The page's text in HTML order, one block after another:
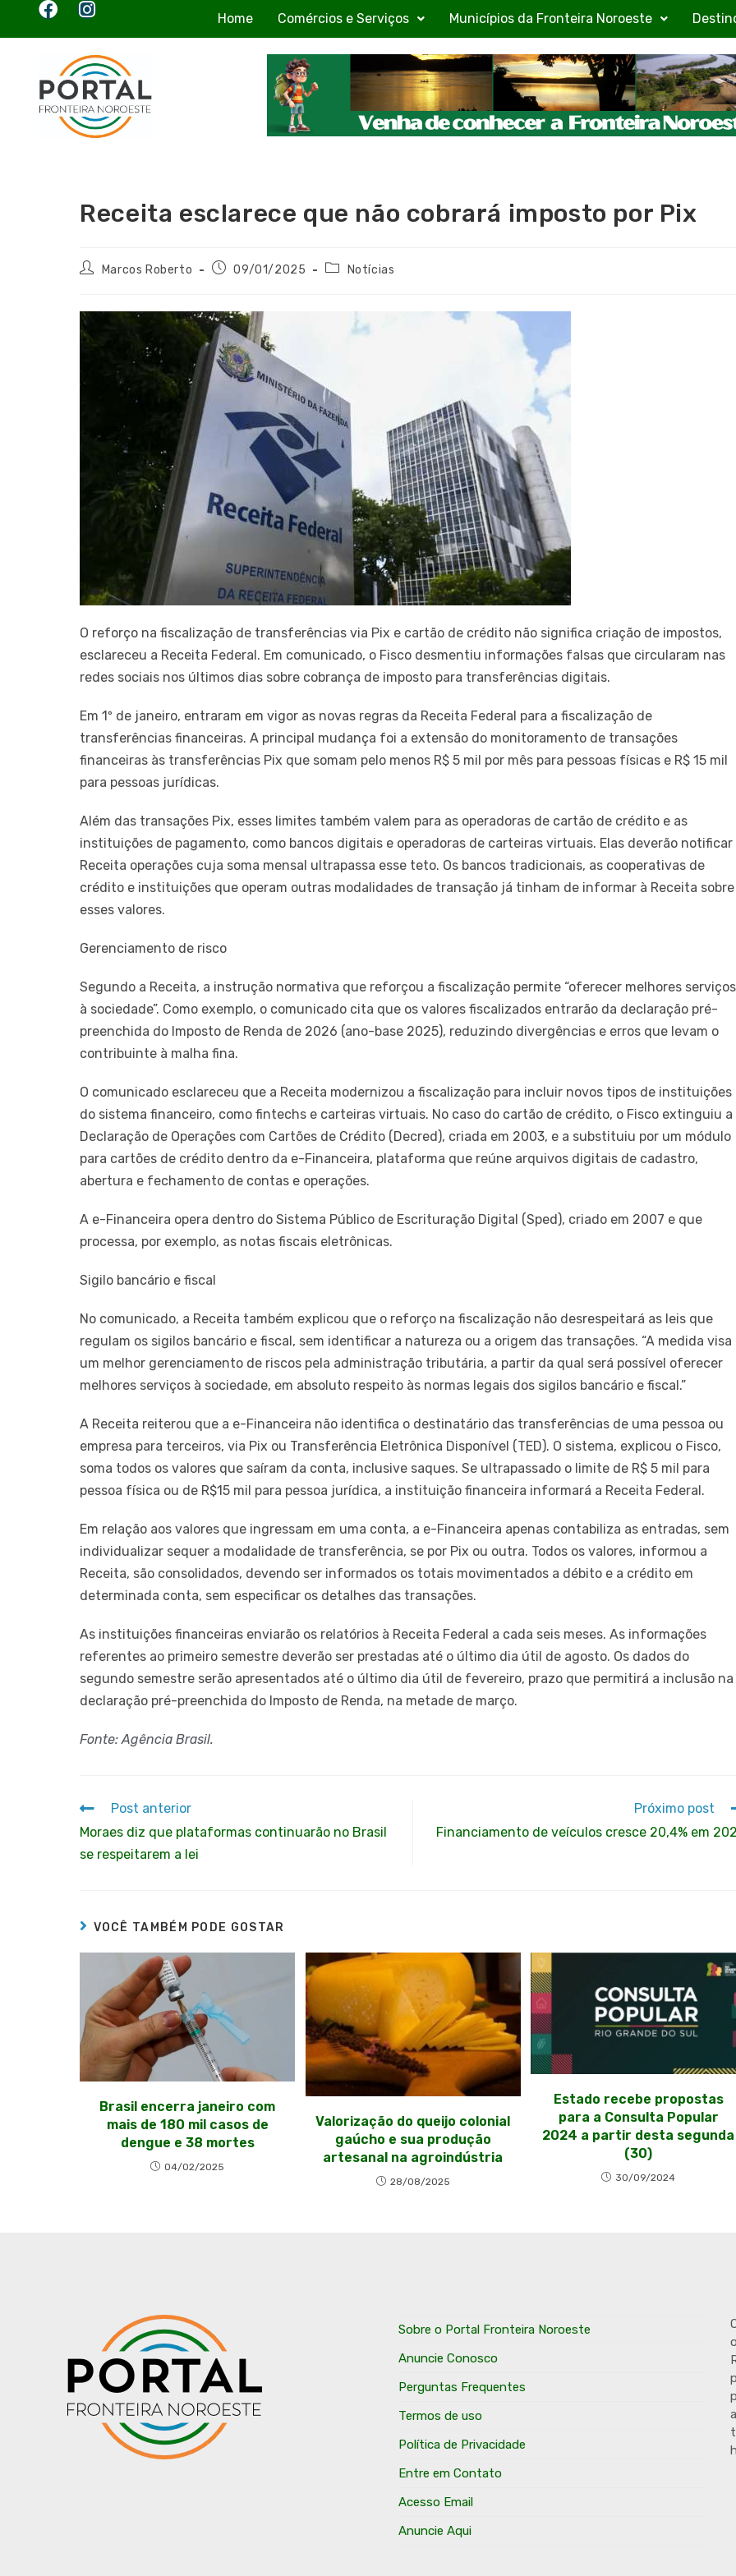
Home Comércios e Serviços Municípios da Fronteira Noroeste
Receita esclarece que não cobrará imposto por Pix
Marcos Roberto 09/01/2025 Notícias
O reforço na fiscalização de transferências via Pix e cartão de crédito não significa criação de impostos,
esclareceu a Receita Federal. Em comunicado, o Fisco desmentiu informações falsas que circularam nas
redes sociais nos últimos dias sobre cobrança de imposto para transferências digitais.
Em 1º de janeiro, entraram em vigor as novas regras da Receita Federal para a fiscalização de
transferências financeiras. A principal mudança foi a extensão do monitoramento de transações
financeiras às transferências Pix que somam pelo menos R$ 5 mil por mês para pessoas físicas e R$ 15 mil
para pessoas jurídicas.
Além das transações Pix, esses limites também valem para as operadoras de cartão de crédito e as
instituições de pagamento, como bancos digitais e operadoras de carteiras virtuais. Elas deverão notificar
Receita operações cuja soma mensal ultrapassa esse teto. Os bancos tradicionais, as cooperativas de
crédito e instituições que operam outras modalidades de transação já tinham de informar à Receita sobre
esses valores.
Gerenciamento de risco
Segundo a Receita, a instrução normativa que reforçou a fiscalização permite “oferecer melhores serviços
à sociedade”. Como exemplo, o comunicado cita que os valores fiscalizados entrarão da declaração pré-
preenchida do Imposto de Renda de 2026 (ano-base 2025), reduzindo divergências e erros que levam o
contribuinte à malha fina.
O comunicado esclareceu que a Receita modernizou a fiscalização para incluir novos tipos de instituições
do sistema financeiro, como fintechs e carteiras virtuais. No caso do cartão de crédito, o Fisco extinguiu a
Declaração de Operações com Cartões de Crédito (Decred), criada em 2003, e a substituiu por um módulo
para cartões de crédito dentro da e-Financeira, plataforma que reúne arquivos digitais de cadastro,
abertura e fechamento de contas e operações.
A e-Financeira opera dentro do Sistema Público de Escrituração Digital (Sped), criado em 2007 e que
processa, por exemplo, as notas fiscais eletrônicas.
Sigilo bancário e fiscal
No comunicado, a Receita também explicou que o reforço na fiscalização não desrespeitará as leis que
regulam os sigilos bancário e fiscal, sem identificar a natureza ou a origem das transações. “A medida visa
um melhor gerenciamento de riscos pela administração tributária, a partir da qual será possível oferecer
melhores serviços à sociedade, em absoluto respeito às normas legais dos sigilos bancário e fiscal.”
A Receita reiterou que a e-Financeira não identifica o destinatário das transferências de uma pessoa ou
empresa para terceiros, via Pix ou Transferência Eletrônica Disponível (TED). O sistema, explicou o Fisco,
soma todos os valores que saíram da conta, inclusive saques. Se ultrapassado o limite de R$ 5 mil para
pessoa física ou de R$15 mil para pessoa jurídica, a instituição financeira informará a Receita Federal.
Em relação aos valores que ingressam em uma conta, a e-Financeira apenas contabiliza as entradas, sem
individualizar sequer a modalidade de transferência, se por Pix ou outra. Todos os valores, informou a
Receita, são consolidados, devendo ser informados os totais movimentados a débito e a crédito em
determinada conta, sem especificar os detalhes das transações.
As instituições financeiras enviarão os relatórios à Receita Federal a cada seis meses. As informações
referentes ao primeiro semestre deverão ser prestadas até o último dia útil de agosto. Os dados do
segundo semestre serão apresentados até o último dia útil de fevereiro, prazo que permitirá a inclusão na
declaração pré-preenchida do Imposto de Renda, na metade de março.
Fonte: Agência Brasil.
Post anterior
Moraes diz que plataformas continuarão no Brasil
se respeitarem a lei
Próximo post
Financiamento de veículos cresce 20,4% em
VOCÊ TAMBÉM PODE GOSTAR
Brasil encerra janeiro com
mais de 180 mil casos de
dengue e 38 mortes
04/02/2025
Valorização do queijo colonial
gaúcho e sua produção
artesanal na agroindústria
28/08/2025
Estado recebe propostas
para a Consulta Popular
2024 a partir desta segunda
(30)
30/09/2024
Sobre o Portal Fronteira Noroeste
Anuncie Conosco
Perguntas Frequentes
Termos de uso
Política de Privacidade
Entre em Contato
Acesso Email
Anuncie Aqui